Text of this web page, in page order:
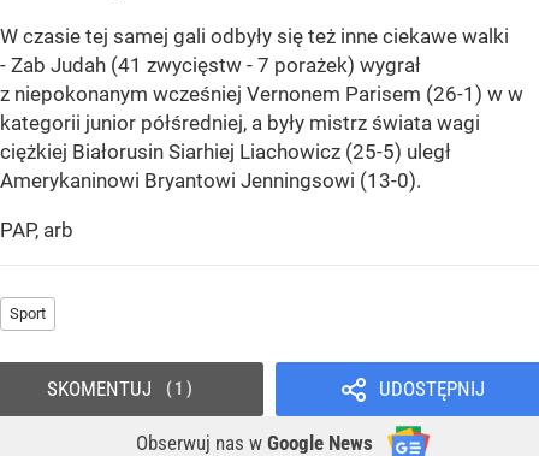
W czasie tej samej gali odbyły się też inne ciekawe walki
- Zab Judah (41 zwycięstw - 7 porażek) wygrał
z niepokonanym wcześniej Vernonem Parisem (26-1) w w
kategorii junior półśredniej, a były mistrz świata wagi
ciężkiej Białorusin Siarhiej Liachowicz (25-5) uległ
Amerykaninowi Bryantowi Jenningsowi (13-0).
PAP, arb
Sport
UDOSTĘPNIJ
Obserwuj nas w Google News
SKOMENTUJ 1